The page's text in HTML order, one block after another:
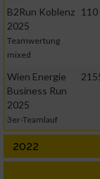
B2Run Koblenz
2025
Teamwertung
mixed
110
Wien Energie
Business Run
2025
3er-Teamlauf
2022